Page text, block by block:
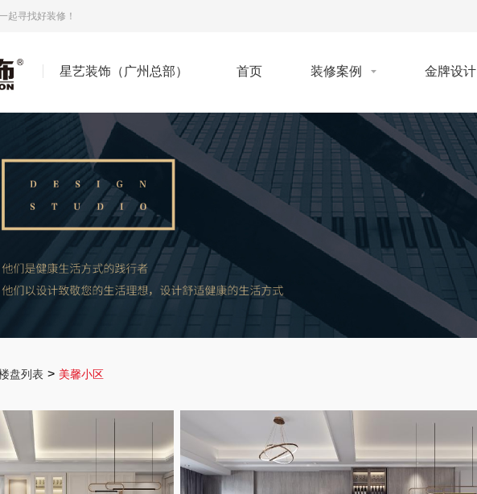
起寻找好装修！
星艺装饰（广州总部） 首页 装修案例 金牌设计
盘列表 > 美馨小区